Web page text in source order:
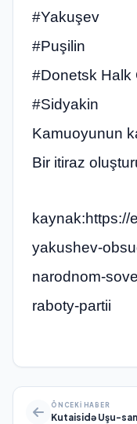
#Yakuşev
#Puşilin
#Donetsk Halk
#Sidyakin
Kamuoyunun
Bir itiraz
kaynak:https://
yakushev-
narodnom-
raboty-partii
ÖNCEKI HABER
Kutaisidə Uşu-